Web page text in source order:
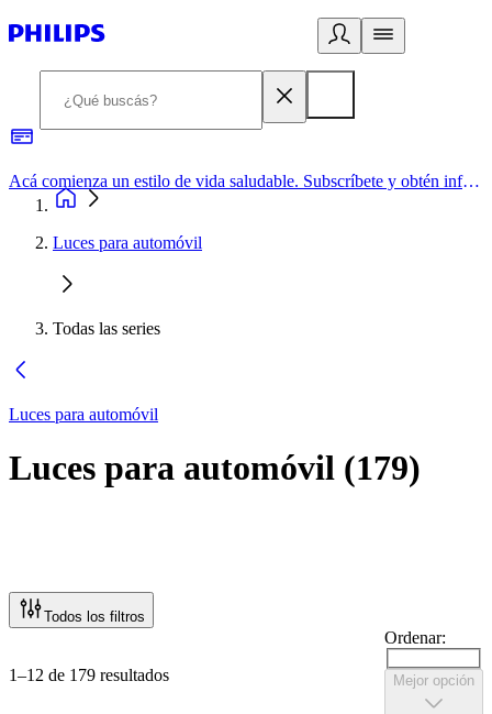
Acá comienza un estilo de vida saludable. Subscríbete y obtén información de primera mano
Luces para automóvil
Todas las series
Luces para automóvil
Luces para automóvil (179)
Todos los filtros
1–12 de 179 resultados
Ordenar:
Mejor opción